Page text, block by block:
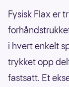
Fysisk Flax er
i hvert enkelt
trykket opp
fastsatt. Et